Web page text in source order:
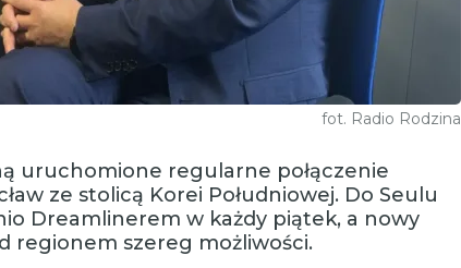
fot. Radio Rodzina
uruchomione regularne połączenie
ze stolicą Korei Południowej. Do Seulu
Dreamlinerem w każdy piątek, a nowy
regionem szereg możliwości.